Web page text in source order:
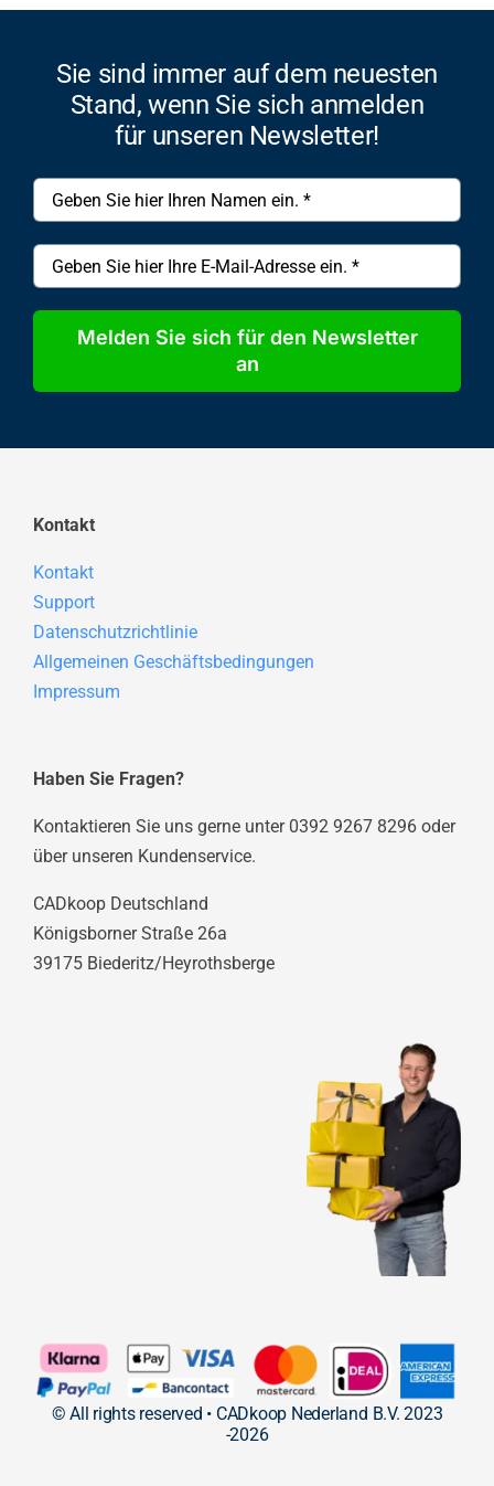
Sie sind immer auf dem neuesten
Stand, wenn Sie sich anmelden
für unseren Newsletter!
Melden Sie sich für den Newsletter
an
Kontakt
Kontakt
Support
Datenschutzrichtlinie
Allgemeinen Geschäftsbedingungen
Impressum
Haben Sie Fragen?
Kontaktieren Sie uns gerne unter 0392 9267 8296 oder
über unseren Kundenservice.
CADkoop Deutschland
Königsborner Straße 26a
39175 Biederitz/Heyrothsberge
© All rights reserved • CADkoop Nederland B.V. 2023
-2026